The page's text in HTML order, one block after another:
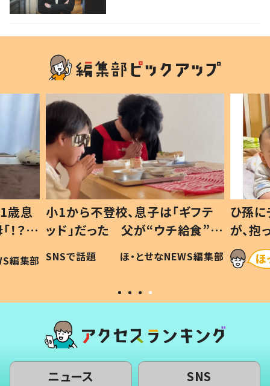
、息子は「ギフテ
父が“ウチ給食”を
由とは #令和の親
ほ・とせなNEWS編集部
ひ孫にデレデレな80歳じ
が、抱っこすると…ひ孫の
「涙が出ました」「可愛く
い」
ほ・とせな
ニュース SNS